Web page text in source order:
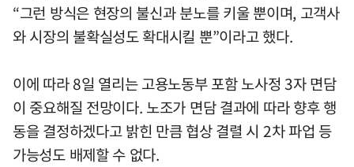
“그런 방식은 현장의 불신과 분노를 키울 뿐이며, 고객사
와 시장의 불확실성도 확대시킬 뿐”이라고 했다.
이에 따라 8일 열리는 고용노동부 포함 노사정 3자 면담
이 중요해질 전망이다. 노조가 면담 결과에 따라 향후 행
동을 결정하겠다고 밝힌 만큼 협상 결렬 시 2차 파업 등
가능성도 배제할 수 없다.